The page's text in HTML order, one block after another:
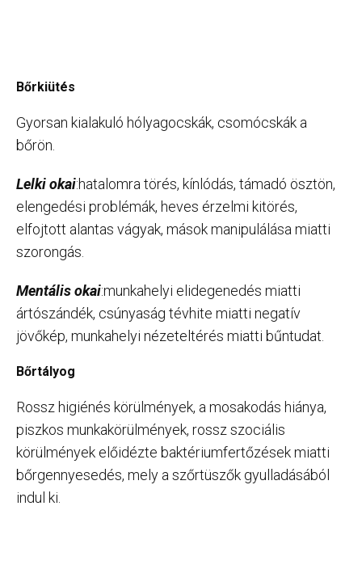
Bőrkiütés
Gyorsan kialakuló hólyagocskák, csomócskák a
bőrön.
Lelki okai:hatalomra törés, kínlódás, támadó ösztön,
elengedési problémák, heves érzelmi kitörés,
elfojtott alantas vágyak, mások manipulálása miatti
szorongás.
Mentális okai:munkahelyi elidegenedés miatti
ártószándék, csúnyaság tévhite miatti negatív
jövőkép, munkahelyi nézeteltérés miatti bűntudat.
Bőrtályog
Rossz higiénés körülmények, a mosakodás hiánya,
piszkos munkakörülmények, rossz szociális
körülmények előidézte baktériumfertőzések miatti
bőrgennyesedés, mely a szőrtüszők gyulladásából
indul ki.